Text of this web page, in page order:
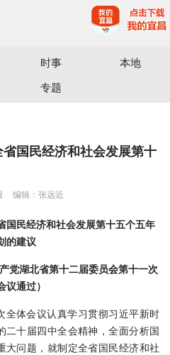
时事
本地
专题
国民经济和社会发展第十
编辑：张远近
国民经济和社会发展第十五个五年
的建议
党湖北省第十二届委员会第十一次
议通过）
全体会议认真学习贯彻习近平新时
二十届四中全会精神，全面分析国
大问题，就制定全省国民经济和社